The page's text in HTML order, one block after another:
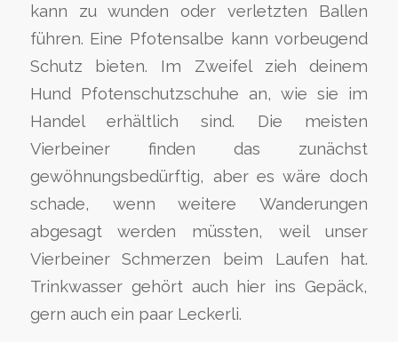
kann zu wunden oder verletzten Ballen
führen. Eine Pfotensalbe kann vorbeugend
Schutz bieten. Im Zweifel zieh deinem
Hund Pfotenschutzschuhe an, wie sie im
Handel erhältlich sind. Die meisten
Vierbeiner finden das zunächst
gewöhnungsbedürftig, aber es wäre doch
schade, wenn weitere Wanderungen
abgesagt werden müssten, weil unser
Vierbeiner Schmerzen beim Laufen hat.
Trinkwasser gehört auch hier ins Gepäck,
gern auch ein paar Leckerli.